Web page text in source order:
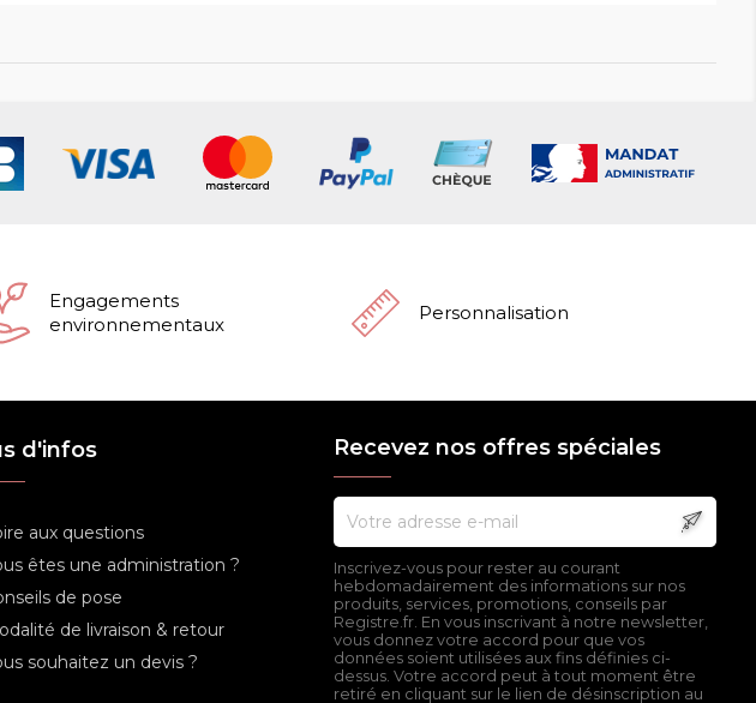
Engagements
environnementaux
Personnalisation
d'infos
aux questions
êtes une administration ?
de pose
de livraison & retour
souhaitez un devis ?
Recevez nos offres spéciales
Inscrivez-vous pour rester au courant
hebdomadairement des informations sur nos
produits, services, promotions, conseils par
Registre.fr. En vous inscrivant à notre newsletter,
vous donnez votre accord pour que vos
données soient utilisées aux fins définies ci-
dessus. Votre accord peut à tout moment être
retiré en cliquant sur le lien de désinscription au